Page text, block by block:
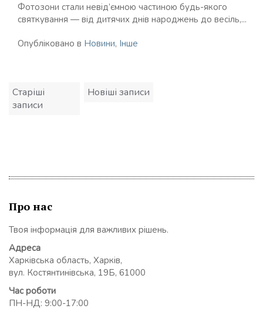
Фотозони стали невід’ємною частиною будь-якого
святкування — від дитячих днів народжень до весіль,...
Опубліковано в Новини, Інше
Навігація
записів
Старіші
записи
Новіші записи
Про нас
Твоя інформація для важливих рішень.
Адреса
Харківська область, Харків,
вул. Костянтинівська, 19Б, 61000
Час роботи
ПН-НД: 9:00-17:00